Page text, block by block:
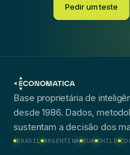
Pedir um teste
Base proprietária de
desde 1986. Dados,
sustentam a decisão dos
BRASIL ARGENTINA EUA CHILE